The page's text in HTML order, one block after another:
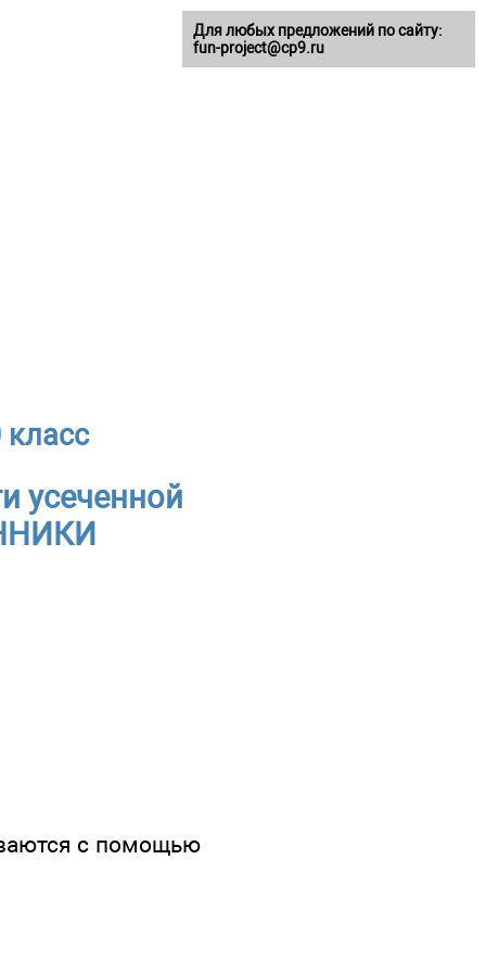
класс
усеченной
с помощью
Для любых предложений по сайту:
fun-project@cp9.ru